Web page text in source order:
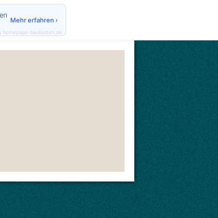
Mehr erfahren ›
homepage-baukasten.de